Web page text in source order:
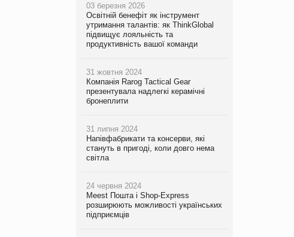
03 березня 2026
Освітній бенефіт як інструмент
утримання талантів: як ThinkGlobal
підвищує лояльність та
продуктивність вашої команди
31 жовтня 2024
Компанія Rarog Tactical Gear
презентувала надлегкі керамічні
бронеплити
31 липня 2024
Напівфабрикати та консерви, які
стануть в пригоді, коли довго нема
світла
24 червня 2024
Meest Пошта і Shop-Express
розширюють можливості українських
підприємців